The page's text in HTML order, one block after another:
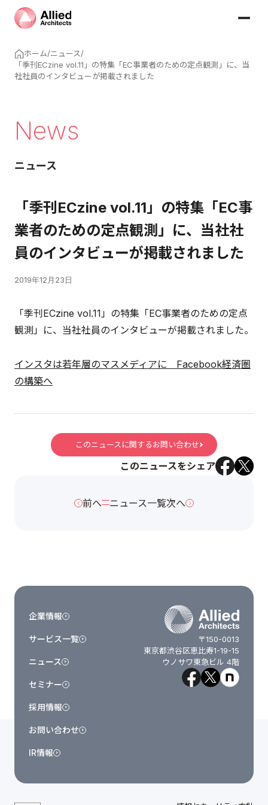
ホーム/ニュース/
「季刊ECzine vol.11」の特集「EC事業者のための定点観測」に、当
社社員のインタビューが掲載されました
News
ニュース
「季刊ECzine vol.11」の特集「EC事
業者のための定点観測」に、当社社
員のインタビューが掲載されました
2019年12月23日
「季刊ECzine vol.11」の特集「EC事業者のための定点
観測」に、当社社員のインタビューが掲載されました。
インスタは若年層のマスメディアに Facebook経済圏
の構築へ
このニュースに関するお問い合わせ
このニュースをシェア
前へ ニュース一覧次へ
〒150-0013
東京都渋谷区恵比寿1-19-15
ウノサワ東急ビル 4階
企業情報
サービス一覧
ニュース
セミナー
採用情報
お問い合わせ
IR情報